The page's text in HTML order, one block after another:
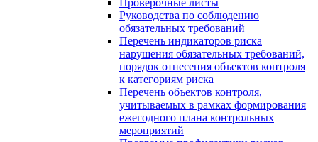
Руководства по соблюдению
обязательных требований
Перечень индикаторов риска
нарушения обязательных требований,
порядок отнесения объектов контроля
к категориям риска
Перечень объектов контроля,
учитываемых в рамках формирования
ежегодного плана контрольных
мероприятий